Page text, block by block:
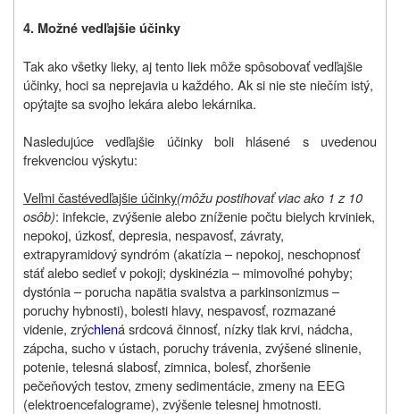
4. Možné vedľajšie účinky
Tak ako všetky lieky, aj tento liek môže spôsobovať vedľajšie
účinky, hoci sa neprejavia u každého. Ak si nie ste niečím istý,
opýtajte sa svojho lekára alebo lekárnika.
Nasledujúce vedľajšie účinky boli hlásené s uvedenou
frekvenciou výskytu:
Veľmi častévedľajšie účinky(môžu postihovať viac ako 1 z 10
osôb): infekcie, zvýšenie alebo zníženie počtu bielych krviniek,
nepokoj, úzkosť, depresia, nespavosť, závraty,
extrapyramidový syndróm (akatízia – nepokoj, neschopnosť
stáť alebo sedieť v pokoji; dyskinézia – mimovoľné pohyby;
dystónia – porucha napätia svalstva a parkinsonizmus –
poruchy hybnosti), bolesti hlavy, nespavosť, rozmazané
videnie, zrýchlená srdcová činnosť, nízky tlak krvi, nádcha,
zápcha, sucho v ústach, poruchy trávenia, zvýšené slinenie,
potenie, telesná slabosť, zimnica, bolesť, zhoršenie
pečeňových testov, zmeny sedimentácie, zmeny na EEG
(elektroencefalograme), zvýšenie telesnej hmotnosti.